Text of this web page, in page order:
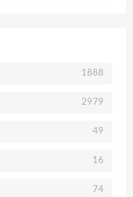
1888
2979
49
16
74